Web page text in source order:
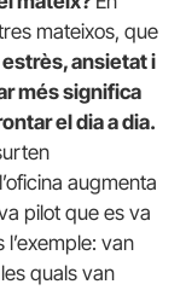
mateixos, que
ansietat i
més significa
el dia a dia.
augmenta
pilot que es va
van
quals van